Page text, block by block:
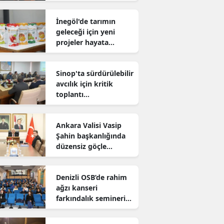
İnegöl'de tarımın
geleceği için yeni
projeler hayata
geçiriliyor
Sinop'ta sürdürülebilir
avcılık için kritik
toplantı
gerçekleştirildi
Ankara Valisi Vasip
Şahin başkanlığında
düzensiz göçle
mücadele toplantısı
Denizli OSB’de rahim
ağzı kanseri
farkındalık semineri
düzenlendi